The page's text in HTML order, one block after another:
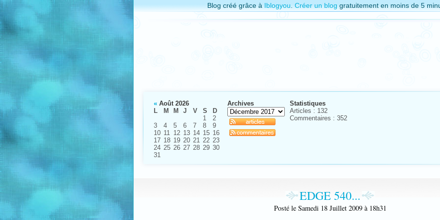
Blog créé grâce à Iblogyou Créer un blog gratuitement en moins de 5
« Août 2026
L
M M J V S
D
1
2
3
4 5 6 7 8
9
10 11 12 13 14 15 16
17 18 19 20 21 22 23
24 25 26 27 28 29 30
31
Archives
Statistiques
Articles : 132
Commentaires : 352
EDGE 540...
Posté le Samedi 18 Juillet 2009 à 18h31